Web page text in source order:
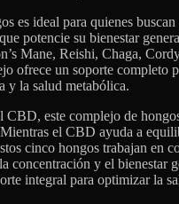
es ideal para quienes buscan
potencie su bienestar
Mane, Reishi, Chaga,
ofrece un soporte completo
y la salud metabólica.
CBD, este complejo de
el CBD ayuda a
cinco hongos trabajan en
concentración y el bienestar
integral para optimizar la